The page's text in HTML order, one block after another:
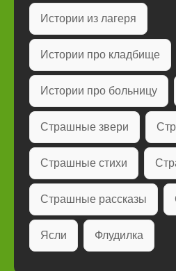
Истории из лагеря
Истории про кладбище
Истории про больницу
Страшные звери
Страшные стихи
Страшные рассказы
Ясли Флудилка